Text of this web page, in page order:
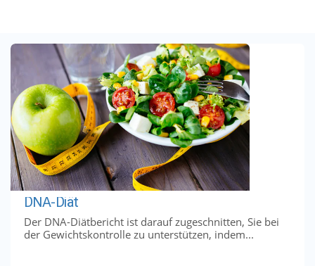
DNA-Diät
Der DNA-Diätbericht ist darauf zugeschnitten, Sie bei
der Gewichtskontrolle zu unterstützen, indem...